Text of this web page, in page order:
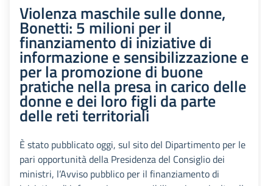
Violenza maschile sulle donne,
Bonetti: 5 milioni per il
finanziamento di iniziative di
informazione e sensibilizzazione e
per la promozione di buone
pratiche nella presa in carico delle
donne e dei loro figli da parte
delle reti territoriali
È stato pubblicato oggi, sul sito del Dipartimento per le
pari opportunità della Presidenza del Consiglio dei
ministri, l’Avviso pubblico per il finanziamento di